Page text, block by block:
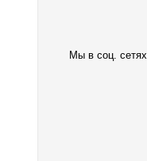
Мы в соц. сетях